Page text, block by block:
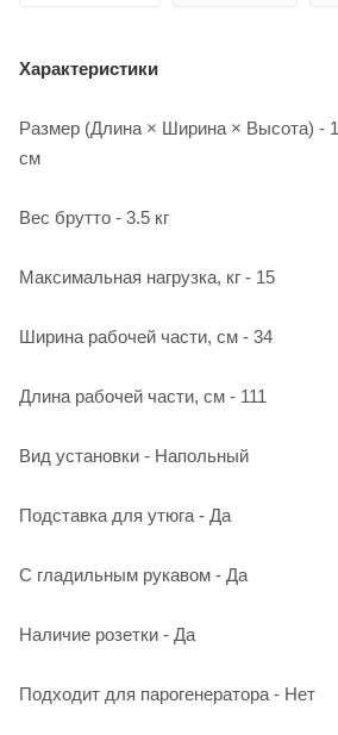
Характеристики
Размер (Длина × Ширина × Высота) -
см
Вес брутто - 3.5 кг
Maксимальная нагрузка, кг - 15
Ширина рабочей части, см - 34
Длина рабочей части, см - 111
Вид установки - Напольный
Подставка для утюга - Да
С гладильным рукавом - Да
Наличие розетки - Да
Подходит для парогенератора - Нет